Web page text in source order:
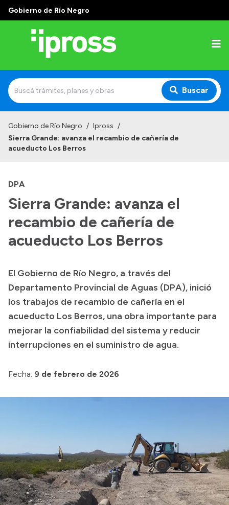
Gobierno de Río Negro
Buscar
Institucional
Autoridades
Delegaciones
Consultorios Propios
Presentación CV
Transparencia
Inversión en Salud
Licitaciones
Consulta de expedientes
Gobierno de Río Negro / Ipross /
Sierra Grande: avanza el recambio de cañería de
acueducto Los Berros
DPA
Sierra Grande: avanza el
recambio de cañería de
acueducto Los Berros
El Gobierno de Río Negro, a través del
Departamento Provincial de Aguas (DPA), inició
los trabajos de recambio de cañería en el
acueducto Los Berros, una obra importante para
mejorar la confiabilidad del sistema y reducir
interrupciones en el suministro de agua.
Fecha: 9 de febrero de 2026